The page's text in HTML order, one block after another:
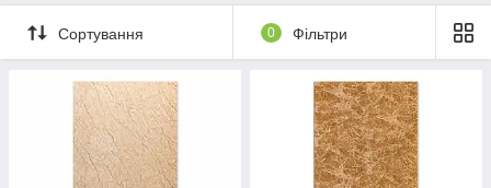
Сортування 0 Фільтри